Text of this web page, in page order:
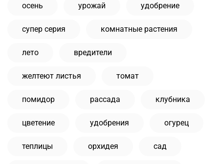
осень урожай удобрение
супер серия комнатные растения
лето вредители
желтеют листья томат
помидор рассада клубника
цветение удобрения огурец
теплицы орхидея сад